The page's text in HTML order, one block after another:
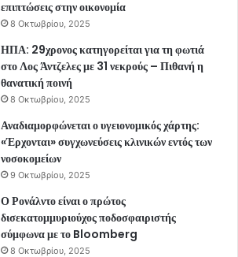
επιπτώσεις στην οικονομία
8 Οκτωβρίου, 2025
ΗΠΑ: 29χρονος κατηγορείται για τη φωτιά
στο Λος Άντζελες με 31 νεκρούς – Πιθανή η
θανατική ποινή
8 Οκτωβρίου, 2025
Αναδιαμορφώνεται ο υγειονομικός χάρτης:
«Έρχονται» συγχωνεύσεις κλινικών εντός των
νοσοκομείων
9 Οκτωβρίου, 2025
Ο Ρονάλντο είναι ο πρώτος
δισεκατομμυριούχος ποδοσφαιριστής
σύμφωνα με το Bloomberg
8 Οκτωβρίου, 2025